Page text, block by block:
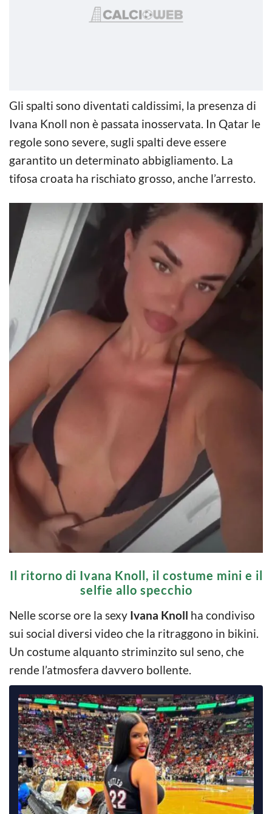
Gli spalti sono diventati caldissimi, la presenza di
Ivana Knoll non è passata inosservata. In Qatar le
regole sono severe, sugli spalti deve essere
garantito un determinato abbigliamento. La
tifosa croata ha rischiato grosso, anche l’arresto.
Il ritorno di Ivana Knoll, il costume mini e il
selfie allo specchio
Nelle scorse ore la sexy Ivana Knoll ha condiviso
sui social diversi video che la ritraggono in bikini.
Un costume alquanto striminzito sul seno, che
rende l’atmosfera davvero bollente.